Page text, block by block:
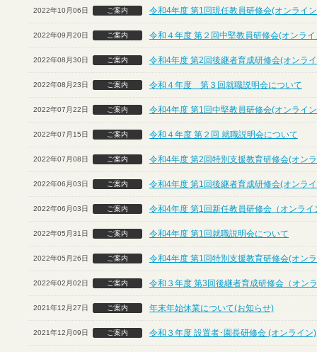
2022年10月06日 ご案内 令和4年度 第1回現任教員研修会(オンライ
2022年09月20日 ご案内 令和４年度 第２回中堅教員研修会(オンラ
2022年08月30日 ご案内 令和4年度 第2回後継者育成研修会(オンラ
2022年08月23日 ご案内 令和４年度 第３回就職説明会について
2022年07月22日 ご案内 令和4年度 第1回中堅教員研修会(オンライ
2022年07月15日 ご案内 令和４年度 第２回 就職説明会について
2022年07月08日 ご案内 令和4年度 第2回特別支援教育研修会(オン
2022年06月03日 ご案内 令和4年度 第1回後継者育成研修会(オンラ
2022年06月03日 ご案内 令和4年度 第1回新任教員研修会（オンライ
2022年05月31日 ご案内 令和4年度 第1回就職説明会について
2022年05月26日 ご案内 令和4年度 第1回特別支援教育研修会(オン
2022年02月02日 ご案内 令和３年度 第3回後継者育成研修会（オン
2021年12月27日 ご案内 年末年始休業について(お知らせ)
2021年12月09日 ご案内 令和３年度 設置者･園長研修会 (オンライン)